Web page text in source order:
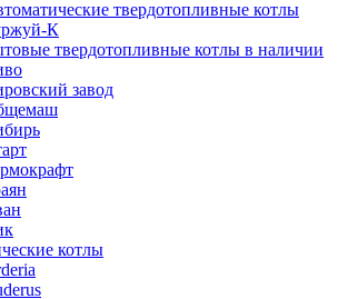
твердотопливные котлы
К
твердотопливные котлы в наличии
завод
котлы